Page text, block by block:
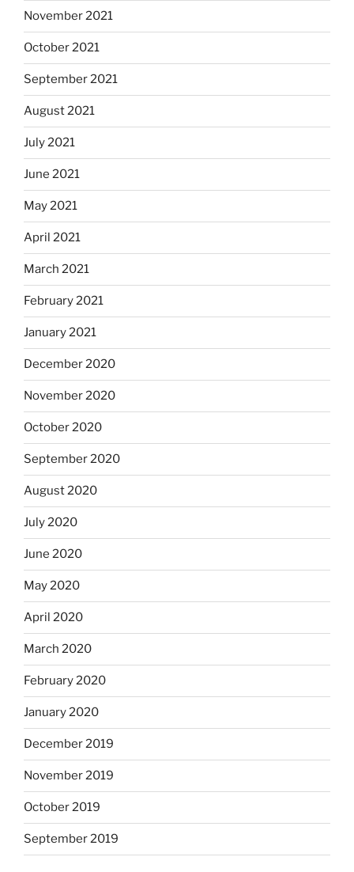
November 2021
October 2021
September 2021
August 2021
July 2021
June 2021
May 2021
April 2021
March 2021
February 2021
January 2021
December 2020
November 2020
October 2020
September 2020
August 2020
July 2020
June 2020
May 2020
April 2020
March 2020
February 2020
January 2020
December 2019
November 2019
October 2019
September 2019